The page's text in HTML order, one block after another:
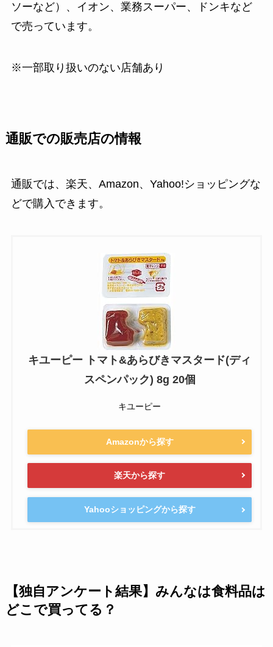
ソーなど）、イオン、業務スーパー、ドンキなど
で売っています。
※一部取り扱いのない店舗あり
通販での販売店の情報
通販では、楽天、Amazon、Yahoo!ショッピングな
どで購入できます。
キユーピー トマト&あらびきマスタード(ディ
スペンパック) 8g 20個
キユーピー
Amazonから探す
楽天から探す
Yahooショッピングから探す
【独自アンケート結果】みんなは食料品は
どこで買ってる？